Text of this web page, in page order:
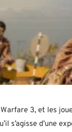
3, et les
s’agisse d’une